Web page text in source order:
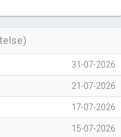
31-07-2026
21-07-2026
17-07-2026
15-07-2026